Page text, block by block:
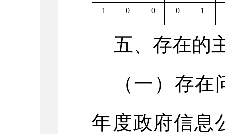
1
0 0 0 1
五、存在的
（一）存在
年度政府信息